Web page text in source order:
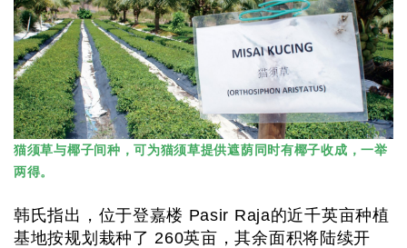
猫须草与椰子间种，可为猫须草提供遮荫同时有椰子收成，一举
两得。
韩氏指出，位于登嘉楼 Pasir Raja的近千英亩种植
基地按规划栽种了 260英亩，其余面积将陆续开